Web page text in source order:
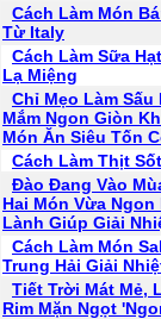
Cách Làm Món
Từ Italy
Cách Làm Sữa
Lạ Miệng
Chỉ Mẹo Làm Sấu
Mắm Ngon Giòn
Món Ăn Siêu Tốn
Cách Làm Thịt
Đào Đang Vào
Hai Món Vừa
Lành Giúp Giải
Cách Làm Món
Trung Hải Giải
Tiết Trời Mát Mẻ,
Rim Mặn Ngọt